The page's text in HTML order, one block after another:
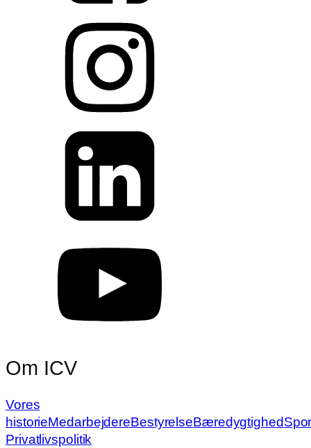
Om ICV
Vores
historieMedarbejdereBestyrelseBæredygtighed
Privatlivspolitik